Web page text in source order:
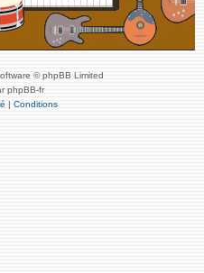
© phpBB Limited
phpBB-fr
| Conditions